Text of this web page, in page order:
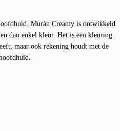
Muràn Creamy is ontwikkeld
dan enkel kleur. Het is een kleuring
maar ook rekening houdt met de